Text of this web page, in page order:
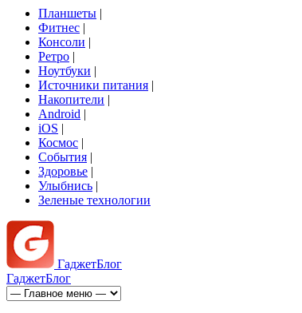
Планшеты |
Фитнес |
Консоли |
Ретро |
Ноутбуки |
Источники питания |
Накопители |
Android |
iOS |
Космос |
События |
Здоровье |
Улыбнись |
Зеленые технологии
ГаджетБлог
ГаджетБлог